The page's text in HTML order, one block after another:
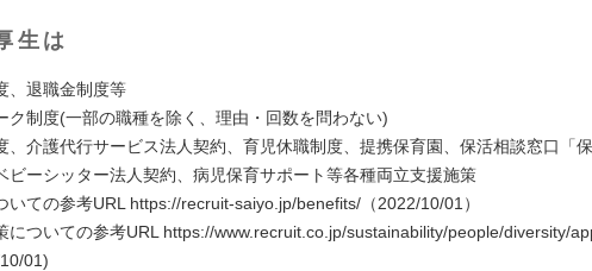
生は
、退職金制度等
ク制度(一部の職種を除く、理由・回数を問わない)
、介護代行サービス法人契約、育児休職制度、提携保育園、保活相談窓口「保
ビーシッター法人契約、病児保育サポート等各種両立支援施策
ての参考URL https://recruit-saiyo.jp/benefits/（2022/10/01）
についての参考URL https://www.recruit.co.jp/sustainability/people/diversity/
01)